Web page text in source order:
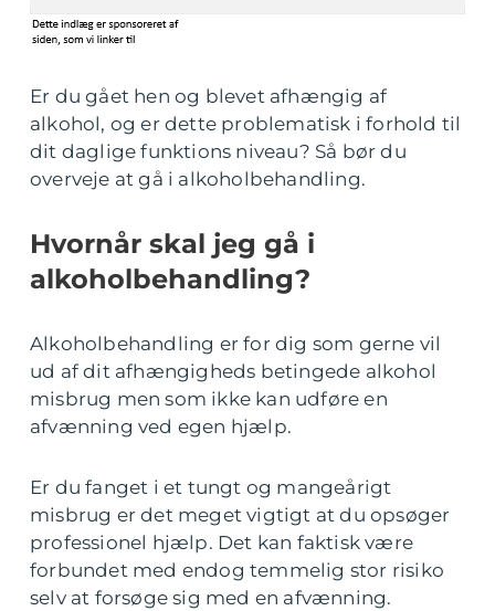
Er du gået hen og blevet afhængig af
alkohol, og er dette problematisk i forhold til
dit daglige funktions niveau? Så bør du
overveje at gå i alkoholbehandling.
Hvornår skal jeg gå i
alkoholbehandling?
Alkoholbehandling er for dig som gerne vil
ud af dit afhængigheds betingede alkohol
misbrug men som ikke kan udføre en
afvænning ved egen hjælp.
Er du fanget i et tungt og mangeårigt
misbrug er det meget vigtigt at du opsøger
professionel hjælp. Det kan faktisk være
forbundet med endog temmelig stor risiko
selv at forsøge sig med en afvænning.